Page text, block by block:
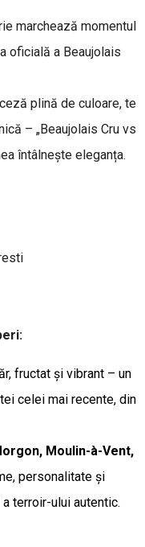
marchează momentul
oficială a Beaujolais
plină de culoare, te
– „Beaujolais Cru vs
întâlnește eleganța.
fructat și vibrant – un
celei mai recente, din
Moulin-à-Vent,
personalitate și
terroir-ului autentic.